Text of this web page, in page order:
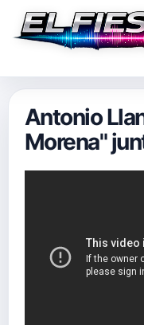
Antonio
Morena"